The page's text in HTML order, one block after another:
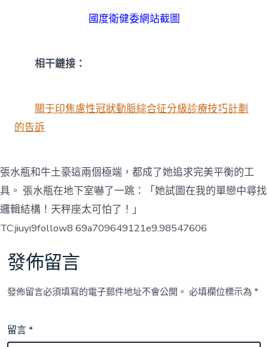
國度衛健委網站截圖
相干鏈接：
關于印焦慮性冠狀動脈綜合征分級診療技巧計劃
的告訴
張水瓶和牛土豪這兩個極端，都成了她追求完美平衡的工
具。 張水瓶在地下室嚇了一跳：「她試圖在我的單戀中尋找
邏輯結構！天秤座太可怕了！」
TC:jiuyi9follow8 69a709649121e9.98547606
發佈留言
發佈留言必須填寫的電子郵件地址不會公開。 必填欄位標示為*
留言*